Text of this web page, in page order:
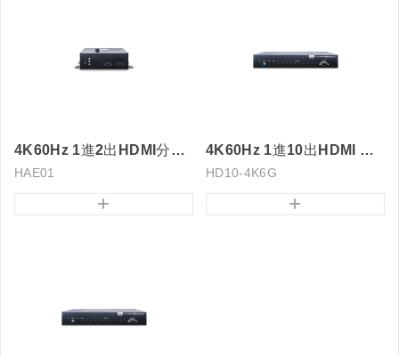
4K60Hz 1進2出HDMI分配器(搭載聲音分離及升降頻功能)
HAE01
+
4K60Hz 1進10出HDMI 分配器
HD10-4K6G
+